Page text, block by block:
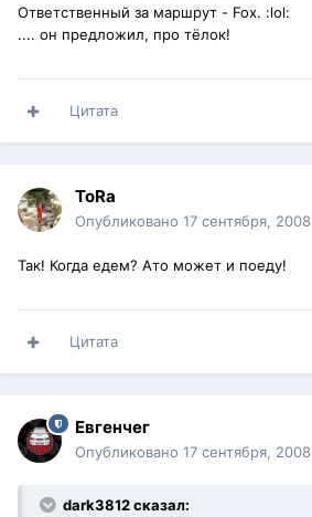
Ответственный за маршрут - Fox. :lol:
.... он предложил, про тёлок!
Цитата
ToRa
Опубликовано 17 сентября, 2008
Так! Когда едем? Ато может и поеду!
Цитата
Евгенчег
Опубликовано 17 сентября, 2008
dark3812 сказал: